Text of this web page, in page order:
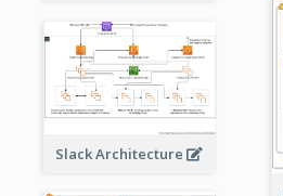
Slack Architecture